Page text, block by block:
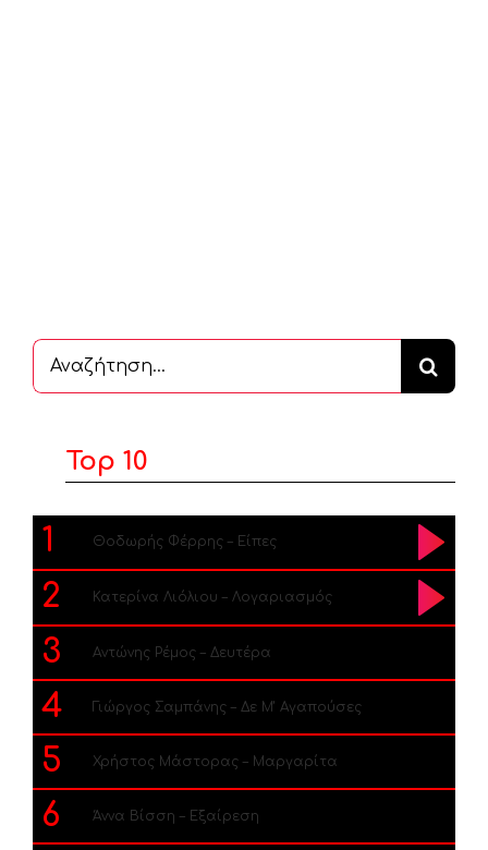
Αναζήτηση
...
Top 10
1 Θοδωρής Φέρρης – Είπες
2 Κατερίνα Λιόλιου – Λογαριασμός
3 Αντώνης Ρέμος – Δευτέρα
4 Γιώργος Σαμπάνης – Δε Μ’ Αγαπούσες
5 Χρήστος Μάστορας – Μαργαρίτα
6 Άννα Βίσση – Εξαίρεση